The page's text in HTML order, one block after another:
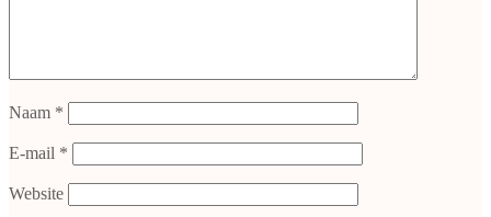
Naam *
E-mail *
Website